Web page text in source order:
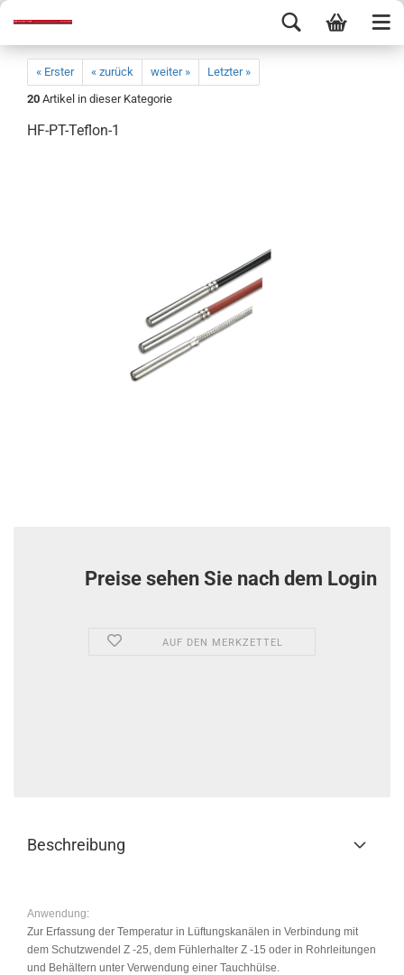
« Erster « zurück weiter »
Letzter »
20 Artikel in dieser Kategorie
HF-PT-Teflon-1
Preise sehen Sie nach dem Login
AUF DEN MERKZETTEL
Beschreibung
Anwendung:
Zur Erfassung der Temperatur in Lüftungskanälen in Verbindung mit
dem Schutzwendel Z -25, dem Fühlerhalter Z -15 oder in Rohrleitungen
und Behältern unter Verwendung einer Tauchhülse.